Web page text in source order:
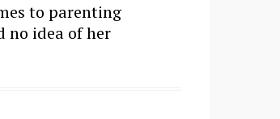
to parenting
no idea of her